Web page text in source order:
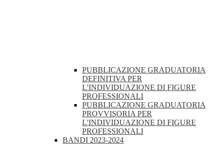
PUBBLICAZIONE GRADUATORIA
DEFINITIVA PER
L'INDIVIDUAZIONE DI FIGURE
PROFESSIONALI
PUBBLICAZIONE GRADUATORIA
PROVVISORIA PER
L'INDIVIDUAZIONE DI FIGURE
PROFESSIONALI
BANDI 2023-2024